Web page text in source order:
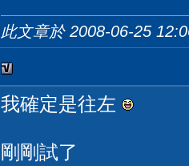
此文章於 2008-06-25
我確定是往左
剛剛試了